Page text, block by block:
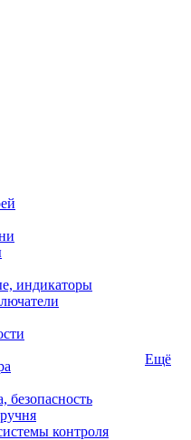
индикаторы
безопасность
контроля
Ещё